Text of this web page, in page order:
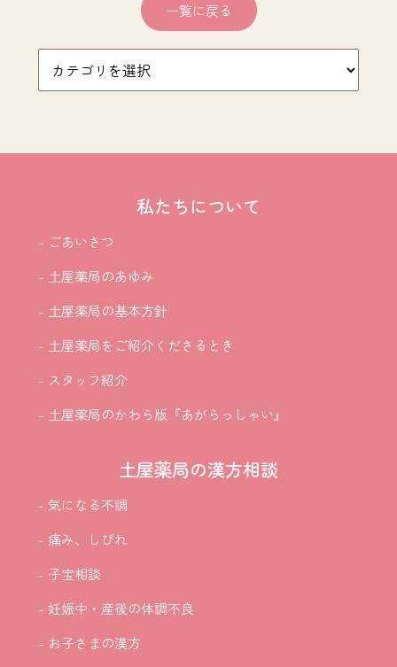
一覧に戻る
私たちについて
- ごあいさつ
- 土屋薬局のあゆみ
- 土屋薬局の基本方針
- 土屋薬局をご紹介くださるとき
- スタッフ紹介
- 土屋薬局のかわら版『あがらっしゃい』
土屋薬局の漢方相談
- 気になる不調
- 痛み、しびれ
- 子宝相談
- 妊娠中・産後の体調不良
- お子さまの漢方